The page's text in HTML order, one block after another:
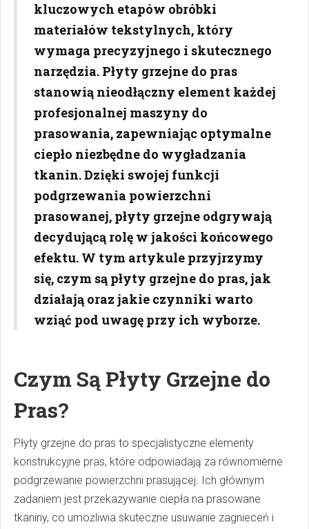
kluczowych etapów obróbki
materiałów tekstylnych, który
wymaga precyzyjnego i skutecznego
narzędzia. Płyty grzejne do pras
stanowią nieodłączny element każdej
profesjonalnej maszyny do
prasowania, zapewniając optymalne
ciepło niezbędne do wygładzania
tkanin. Dzięki swojej funkcji
podgrzewania powierzchni
prasowanej, płyty grzejne odgrywają
decydującą rolę w jakości końcowego
efektu. W tym artykule przyjrzymy
się, czym są płyty grzejne do pras, jak
działają oraz jakie czynniki warto
wziąć pod uwagę przy ich wyborze.
Czym Są Płyty Grzejne do
Pras?
Płyty grzejne do pras to specjalistyczne elementy
konstrukcyjne pras, które odpowiadają za równomierne
podgrzewanie powierzchni prasującej. Ich głównym
zadaniem jest przekazywanie ciepła na prasowane
tkaniny, co umożliwia skuteczne usuwanie zagnieceń i